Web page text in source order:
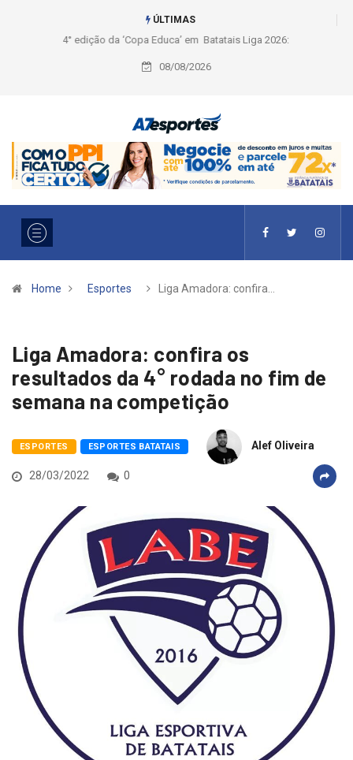
ÚLTIMAS
Liga 2026: Equipes rompem com a LABE na Série Ouro e entidade define
a 2° fase, times e formato
08/08/2026
Home Esportes Liga Amadora: confira…
Liga Amadora: confira os
resultados da 4° rodada no fim de
semana na competição
ESPORTES ESPORTES BATATAIS Alef Oliveira
28/03/2022 0